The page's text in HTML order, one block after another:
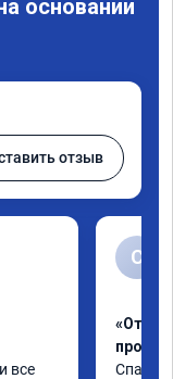
основании
отзыв
все
С